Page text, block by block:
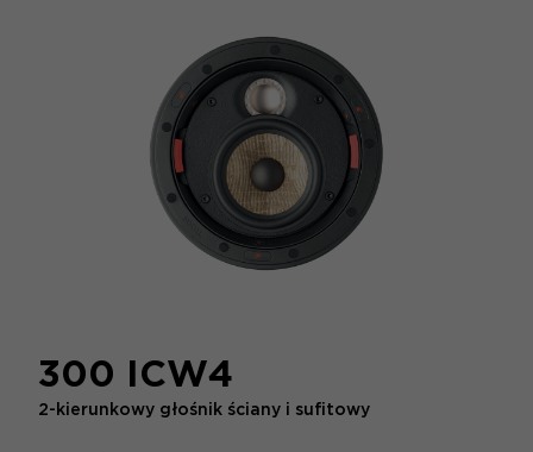
300 ICW4
2-kierunkowy głośnik ściany i sufitowy